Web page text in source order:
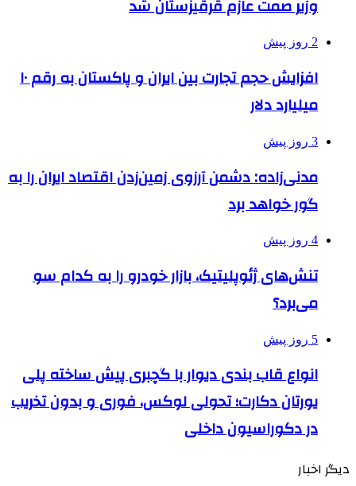
وزیر صمت عازم قرقیزستان شد
2 روز پیش
افزایش حجم تجارت بین ایران و پاکستان به رقم ۱۰
میلیارد دلار
3 روز پیش
مدنی‌زاده: دشمن آرزوی زمین‌زدن اقتصاد ایران را به
گور خواهد برد
4 روز پیش
تنش‌های ژئوپلیتیک، بازار خودرو را به کدام سو
می‌برد؟
5 روز پیش
انواع قاب بندی دیوار با گچبری پیش ساخته پلی
یورتان دکارت؛ تحولی لوکس، فوری و بدون تخریب
در دکوراسیون داخلی
دیگر اخبار